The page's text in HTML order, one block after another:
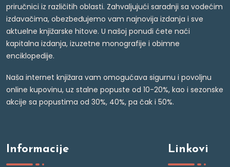
priručnici iz različitih oblasti. Zahvaljujući saradnji sa vodećim
izdavačima, obezbeđujemo vam najnovija izdanja i sve
aktuelne knjižarske hitove. U našoj ponudi ćete naći
kapitalna izdanja, izuzetne monografije i obimne
enciklopedije.
Naša internet knjižara vam omogućava sigurnu i povoljnu
online kupovinu, uz stalne popuste od 10-20%, kao i sezonske
akcije sa popustima od 30%, 40%, pa čak i 50%.
Informacije Linkovi